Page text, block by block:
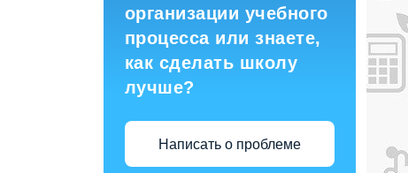
организации учебного
процесса или знаете,
как сделать школу
лучше?
Написать о проблеме